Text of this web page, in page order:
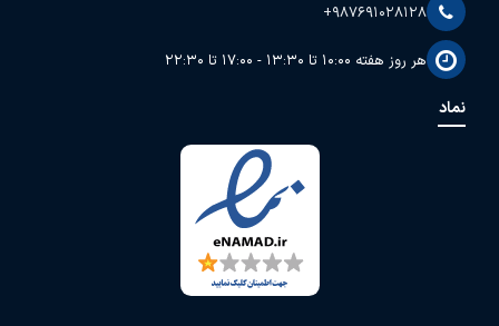
+987691028128
هر روز هفته 10:00 تا 13:30 - 17:00 تا 22:30
نماد